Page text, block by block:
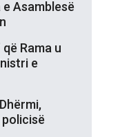
Asamblesë
Rama u
e